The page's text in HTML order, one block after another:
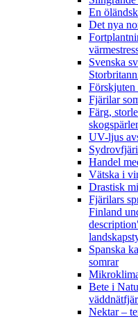
En
Det nya
Svenska
Fjärilar
Färg,
UV-ljus
Handel
Vätska i
Drastisk
Fjärilars
Finland
Spanska
somrar
Bete i
Nektar –